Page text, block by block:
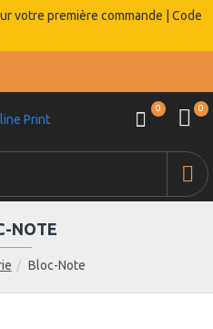
votre première commande | Code
0 0
Bloc-Note
NOTE